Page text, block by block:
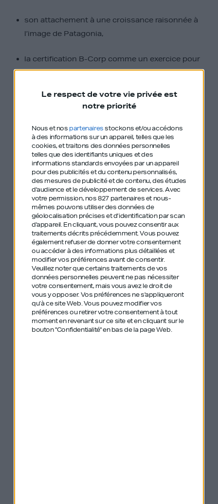
Le respect de votre vie privée est
notre priorité
Nous et nos partenairesstockons et/ou accédons
à des informations sur un appareil, telles que les
cookies, et traitons des données personnelles
telles que des identifiants uniques et des
informations standards envoyées par un appareil
pour des publicités et du contenu personnalisés,
des mesures de publicité et de contenu, des études
d'audience et le développement de services.Avec
votre permission, nos 827 partenaires et nous-
mêmes pouvons utiliser des données de
géolocalisation précises et d’identification par scan
d'appareil. En cliquant, vous pouvez consentir aux
traitements décrits précédemment. Vous pouvez
également refuser de donner votre consentement
ou accéder à des informations plus détaillées et
modifier vos préférences avant de consentir.
Veuillez noter que certains traitements de vos
données personnelles peuvent ne pas nécessiter
votre consentement, mais vous avez le droit de
vous y opposer. Vos préférences ne s'appliqueront
qu’à ce site Web. Vous pouvez modifier vos
préférences ou retirer votre consentement à tout
moment en revenant sur ce site et en cliquant sur le
bouton "Confidentialité" en bas de la page Web.
son attachement à une croissance raisonnée à
l’image de Patagonia,
la certification B-Corp comme un exercice pour
s’améliorer,
comment placer le curseur au bon endroit entre
vie pro et vie perso.
Un échange en toute simplicité qui nous rappelle
que rester fidèle à ses valeurs est un engagement
de tous les jours.
On embrasse Colombe, Garance et Lazare qui
peuvent être fiers de leurs parents !
Chrysoline de Gastines ne s’arrête pas là, elle
vous offre 20% de réduction sur Balzac Paris
avec le code « DOIT »
On a cité avec
Chrysoline
plusieurs anciens